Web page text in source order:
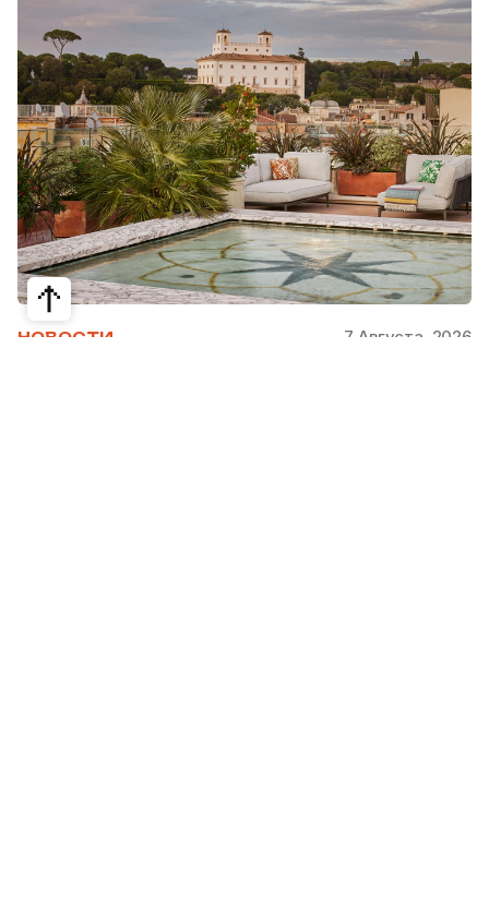
НОВОСТИ 7 Августа, 2026